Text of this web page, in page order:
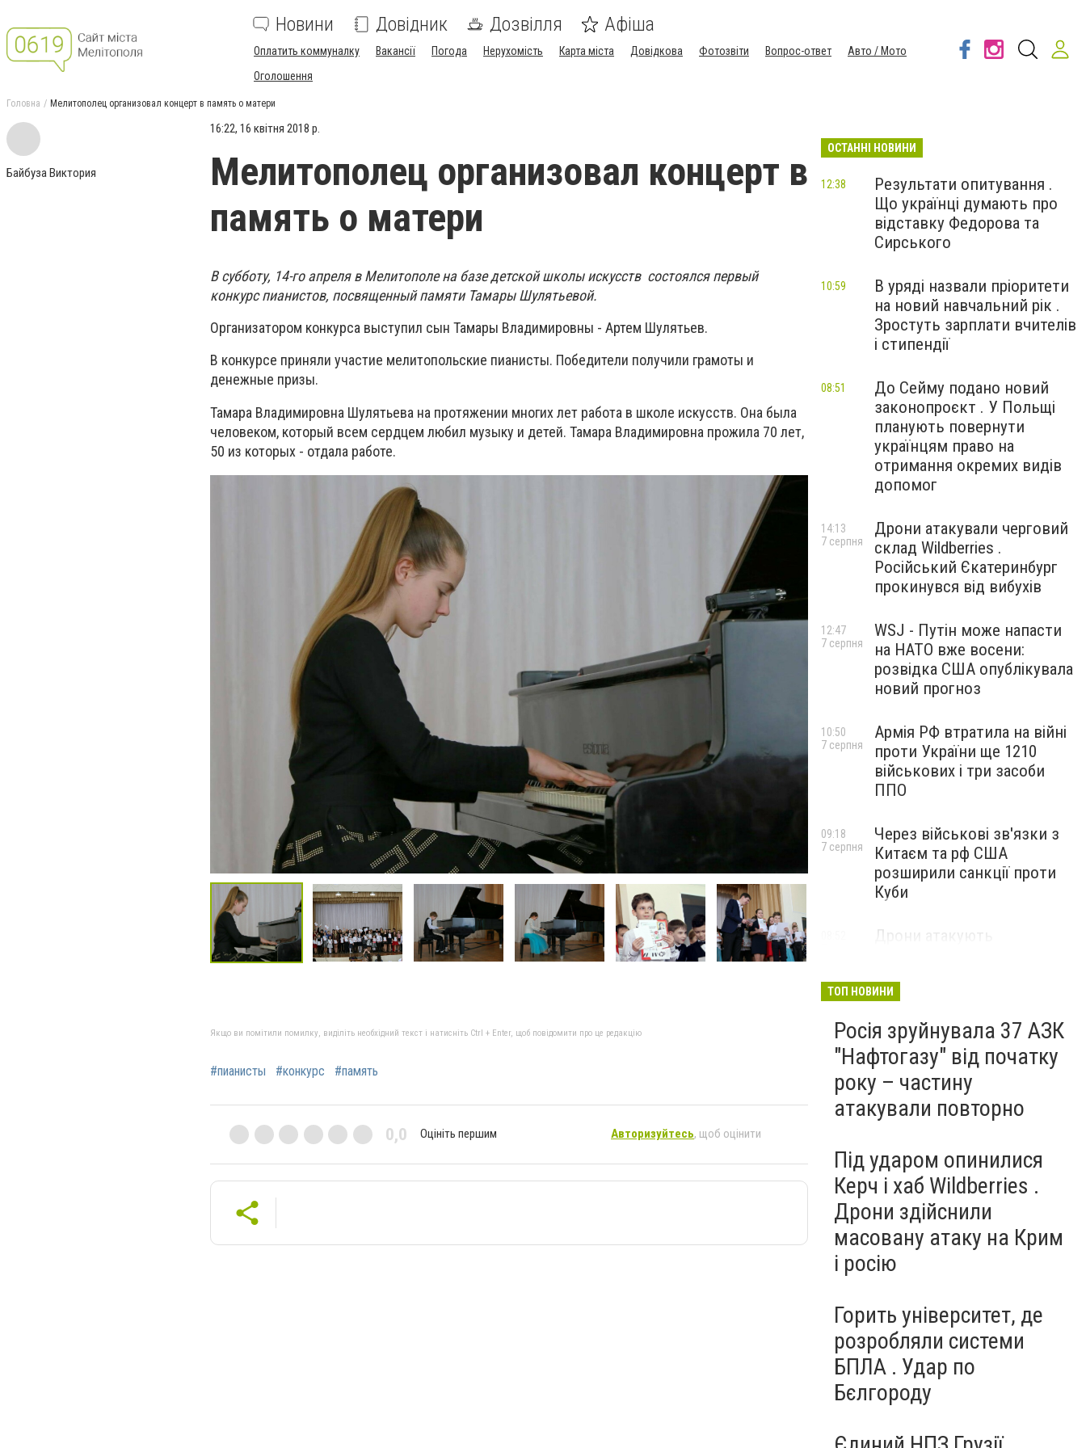
Новини Довідник Дозвілля Афіша
Оплатить коммуналку Вакансії Погода Нерухомість Карта міста Довідкова Фотозвіти Вопрос-ответ
Авто / Мото
Оголошення
Головна Мелитополец организовал концерт в память о матери
Байбуза Виктория
16:22, 16 квітня 2018 р.
Мелитополец организовал концерт в
память о матери
В субботу, 14-го апреля в Мелитополе на базе детской школы искусств состоялся первый
конкурс пианистов, посвященный памяти Тамары Шулятьевой.
Организатором конкурса выступил сын Тамары Владимировны - Артем Шулятьев.
В конкурсе приняли участие мелитопольские пианисты. Победители получили грамоты и
денежные призы.
Тамара Владимировна Шулятьева на протяжении многих лет работа в школе искусств. Она была
человеком, который всем сердцем любил музыку и детей. Тамара Владимировна прожила 70 лет,
50 из которых - отдала работе.
Якщо ви помітили помилку, виділіть необхідний текст і натисніть Ctrl + Enter, щоб повідомити про це редакцію
#пианисты #конкурс #память
0,0 Оцініть першим Авторизуйтесь, щоб оцінити
ОСТАННІ НОВИНИ
Результати опитування .
Що українці думають про
відставку Федорова та
Сирського
12:38
В уряді назвали пріоритети
на новий навчальний рік .
Зростуть зарплати вчителів
і стипендії
10:59
До Сейму подано новий
законопроєкт . У Польщі
планують повернути
українцям право на
отримання окремих видів
допомог
08:51
Дрони атакували черговий
склад Wildberries .
Російський Єкатеринбург
прокинувся від вибухів
14:13
7 серпня
WSJ - Путін може напасти
на НАТО вже восени:
розвідка США опублікувала
новий прогноз
12:47
7 серпня
Армія РФ втратила на війні
проти України ще 1210
військових і три засоби
ППО
10:50
7 серпня
Через військові зв'язки з
Китаєм та рф США
розширили санкції проти
Куби
09:18
7 серпня
Дрони атакують
пожежа
ТОП НОВИНИ
Росія зруйнувала 37 АЗК
"Нафтогазу" від початку
року – частину
атакували повторно
Під ударом опинилися
Керч і хаб Wildberries .
Дрони здійснили
масовану атаку на Крим
і росію
Горить університет, де
розробляли системи
БПЛА . Удар по
Бєлгороду